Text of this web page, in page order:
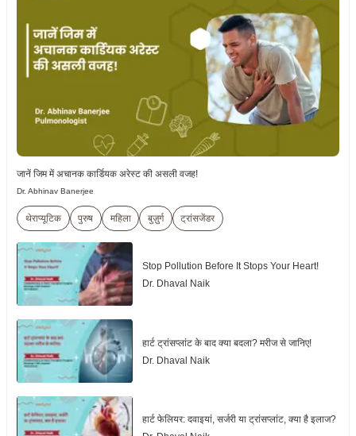
जानें जिम में अचानक कार्डियक अरेस्ट की असली वजह!
Dr. Abhinav Banerjee
थेराप्यूटिक पुरुष महिला बुज़ुर्ग ट्रांसजेंडर
Stop Pollution Before It Stops Your Heart!
Dr. Dhaval Naik
हार्ट ट्रांसप्लांट के बाद क्या बदला? मरीज से जानिए!
Dr. Dhaval Naik
हार्ट फेलियर: दवाइयां, सर्जरी या ट्रांसप्लांट, क्या है इलाज?